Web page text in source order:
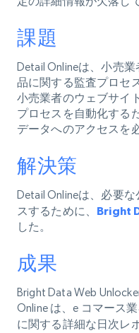
課題
Detail Onlineは、小売
品に関する監査プロセ
小売業者のウェブサイ
プロセスを自動化する
データへのアクセスを
解決策
Detail Onlineは、必要
スするために、 Bright
した。
成果
Bright Data Web
Online は、e コマース
に関する詳細な日次レ